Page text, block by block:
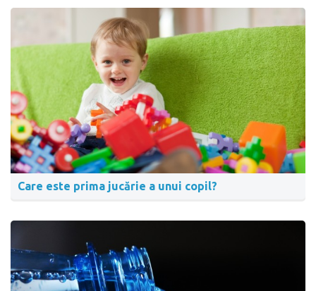
Care este prima jucărie a unui copil?